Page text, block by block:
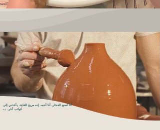
أنا أصنع الفخار. أنا أحبه. إنه مريح للغاية. يأخذني إلى
كوكب آخر.
-إيفا